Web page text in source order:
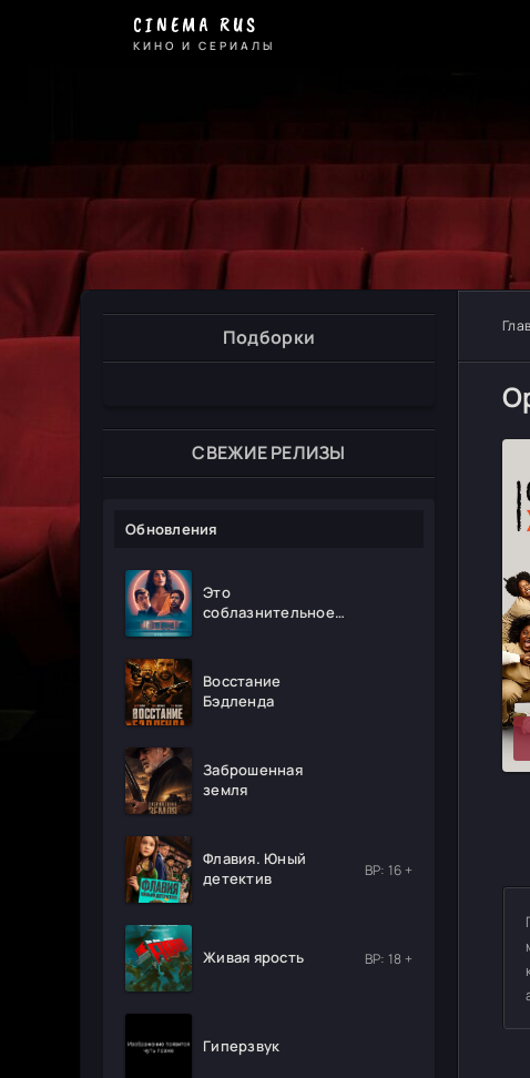
CINEMA RUS
КИНО И СЕРИАЛЫ
Подборки
СВЕЖИЕ РЕЛИЗЫ
Обновления
Это
соблазнительное
Восстание
Бэдленда
Заброшенная
земля
Флавия. Юный
детектив
ВР: 16 +
Живая ярость ВР: 18 +
Гиперзвук